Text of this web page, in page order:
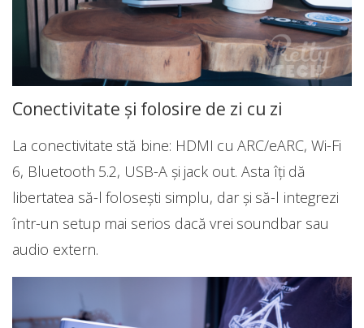
Conectivitate și folosire de zi cu zi
La conectivitate stă bine: HDMI cu ARC/eARC, Wi-Fi
6, Bluetooth 5.2, USB-A și jack out. Asta îți dă
libertatea să-l folosești simplu, dar și să-l integrezi
într-un setup mai serios dacă vrei soundbar sau
audio extern.